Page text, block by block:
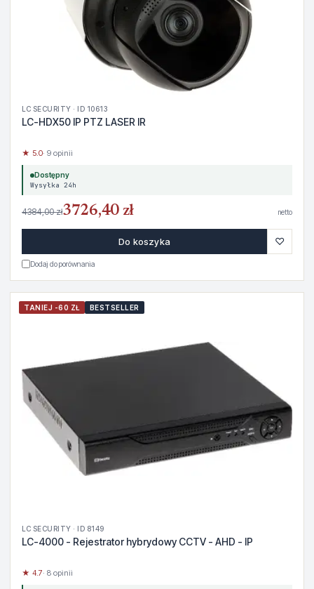
LC SECURITY · ID 10613
LC-HDX50 IP PTZ LASER IR
★ 5.0· 9 opinii
Dostępny
Wysyłka 24h
4384,00 zł3726,40 zł netto
Do koszyka ♡
Dodaj do porównania
TANIEJ -60 ZŁ BESTSELLER
LC SECURITY · ID 8149
LC-4000 - Rejestrator hybrydowy CCTV - AHD - IP
★ 4.7· 8 opinii